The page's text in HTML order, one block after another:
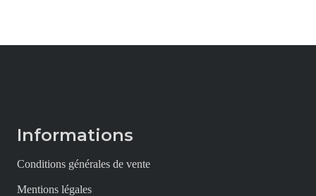
Informations
Conditions générales de vente
Mentions légales